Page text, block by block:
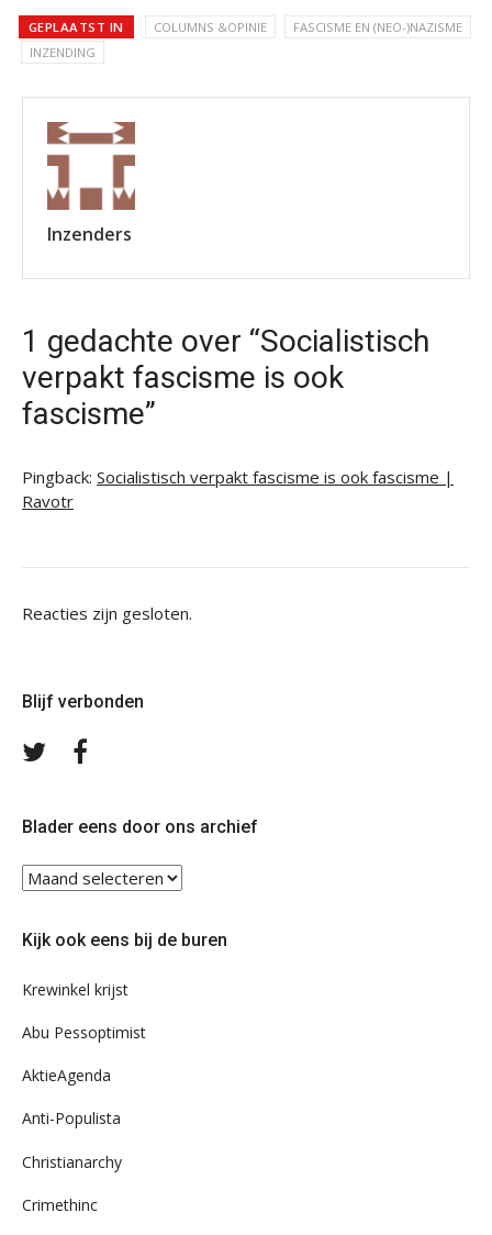
GEPLAATST IN COLUMNS &OPINIE
FASCISME EN (NEO-)NAZISME
INZENDING
Inzenders
1 gedachte over “Socialistisch
verpakt fascisme is ook
fascisme”
Pingback: Socialistisch verpakt fascisme is ook fascisme |
Ravotr
Reacties zijn gesloten.
Blijf verbonden
Volg
Blader eens door ons archief
Blader
eens
ons
Kijk ook eens bij de buren
Krewinkel krijst
Abu Pessoptimist
AktieAgenda
Anti-Populista
Christianarchy
Crimethinc